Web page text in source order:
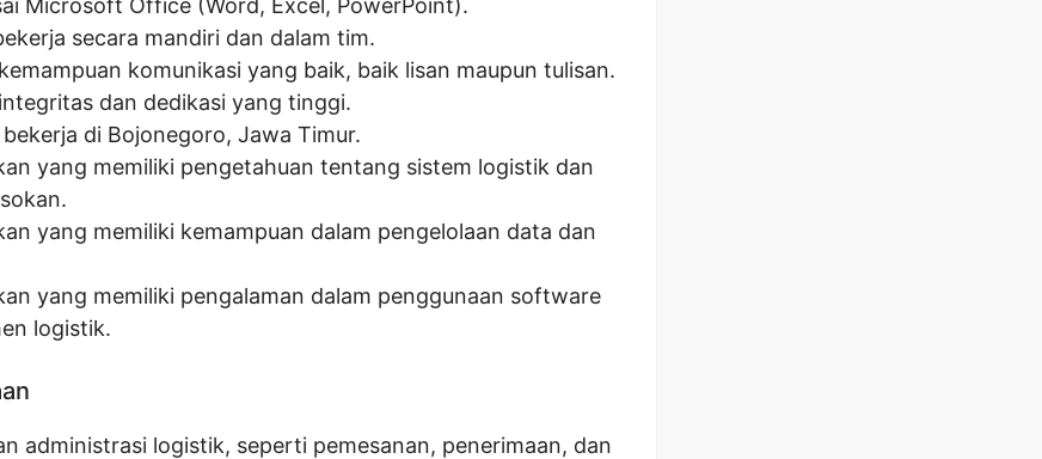
secara mandiri dan dalam tim.
komunikasi yang baik, baik lisan maupun tulisan.
dan dedikasi yang tinggi.
bekerja di Bojonegoro, Jawa Timur.
yang memiliki pengetahuan tentang sistem logistik dan
yang memiliki kemampuan dalam pengelolaan data dan
yang memiliki pengalaman dalam penggunaan software
logistik.
administrasi logistik, seperti pemesanan, penerimaan, dan